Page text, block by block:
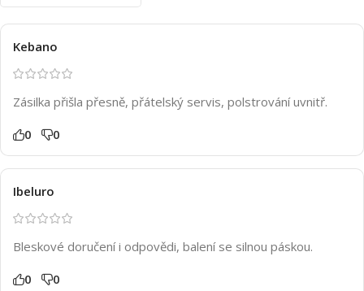
Kebano
Zásilka přišla přesně, přátelský servis, polstrování uvnitř.
0 0
Ibeluro
Bleskové doručení i odpovědi, balení se silnou páskou.
0 0